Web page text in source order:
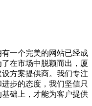
一个完美的网站已经成
在市场中脱颖而出，厦
方案提供商。我们专注
步的态度，我们坚信只
础上，才能为客户提供